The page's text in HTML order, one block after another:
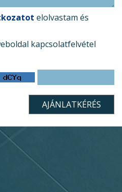
elolvastam és
kapcsolatfelvétel